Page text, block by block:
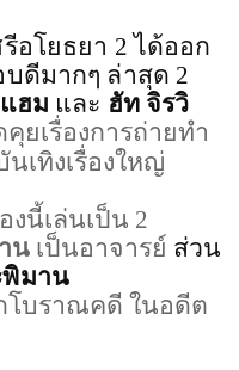
อโยธยา 2ได้ออก
ดีมากๆ ล่าสุด 2
ฮม และ ฮัท จิรวิ
ยเรื่องการถ่ายทำ
นเทิงเรื่องใหญ่
งนี้เล่นเป็น 2
น เป็นอาจารย์ ส่วน
มาน
โบราณคดี ในอดีต